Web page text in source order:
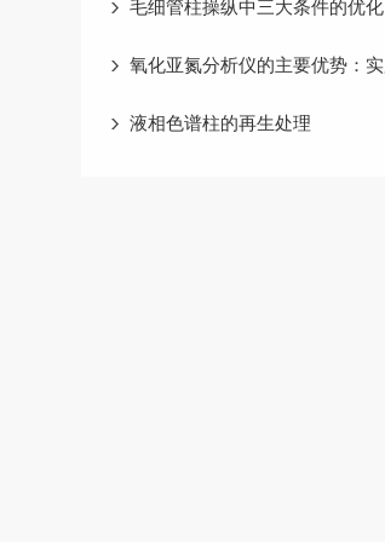
毛细管柱操纵中三大条件的优化
液相色谱柱的再生处理